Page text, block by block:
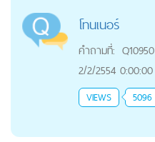
โทนเนอร์
คำถามที่: Q10950
2/2/2554 0:00:00
VIEWS 5096